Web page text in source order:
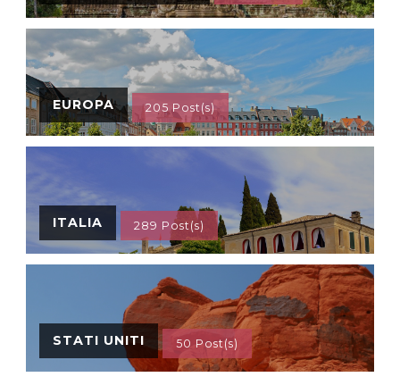
EUROPA 205 Post(s)
ITALIA 289 Post(s)
STATI UNITI 50 Post(s)